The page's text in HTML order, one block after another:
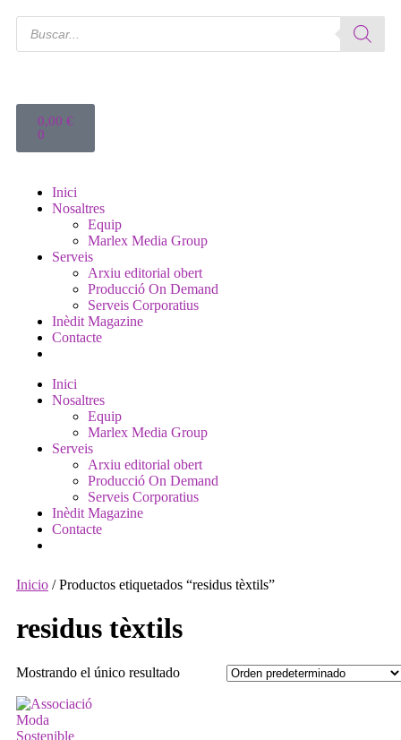
0,00 €
0
Inici
Nosaltres
Equip
Marlex Media Group
Serveis
Arxiu editorial obert
Producció On Demand
Serveis Corporatius
Inèdit Magazine
Contacte
Inici
Nosaltres
Equip
Marlex Media Group
Serveis
Arxiu editorial obert
Producció On Demand
Serveis Corporatius
Inèdit Magazine
Contacte
Inicio / Productos etiquetados “residus tèxtils”
residus tèxtils
Mostrando el único resultado